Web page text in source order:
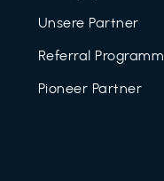
Unsere Partner
Referral Programm
Pioneer Partner